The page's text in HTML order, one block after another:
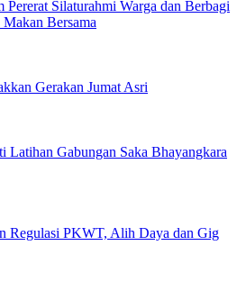
Pererat Silaturahmi Warga dan Berbagi
Bersama
Gerakan Jumat Asri
Latihan Gabungan Saka Bhayangkara
Regulasi PKWT, Alih Daya dan Gig